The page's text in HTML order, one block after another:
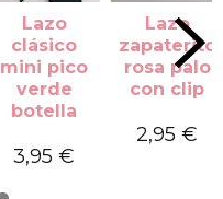
Lazo
clásico
mini pico
verde
botella
3,95 €
Lazo
zapaterito
rosa palo
con clip
2,95 €